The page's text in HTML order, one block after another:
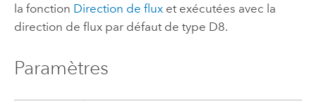
la fonction Direction de fluxet exécutées avec la
direction de flux par défaut de type D8.
Paramètres